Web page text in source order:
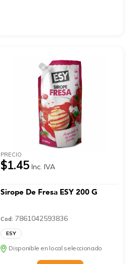
PRECIO
$1.45 Inc. IVA
Sirope De Fresa ESY 200 G
Cod: 7861042593836
ESY
Disponible en local seleccionado